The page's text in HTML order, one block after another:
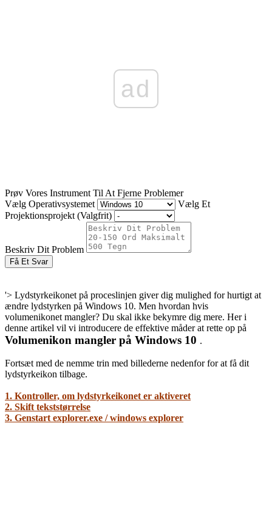
ad
Prøv Vores Instrument Til At Fjerne Problemer
Vælg Operativsystemet
Vælg Et
Projektionsprojekt (Valgfrit)
Beskriv Dit Problem
Få Et Svar
'> Lydstyrkeikonet på proceslinjen giver dig mulighed for hurtigt at
ændre lydstyrken på Windows 10. Men hvordan hvis
volumenikonet mangler? Du skal ikke bekymre dig mere. Her i
denne artikel vil vi introducere de effektive måder at rette op på
Volumenikon mangler på Windows 10 .
Fortsæt med de nemme trin med billederne nedenfor for at få dit
lydstyrkeikon tilbage.
1. Kontroller, om lydstyrkeikonet er aktiveret
2. Skift tekststørrelse
3. Genstart explorer.exe / windows explorer